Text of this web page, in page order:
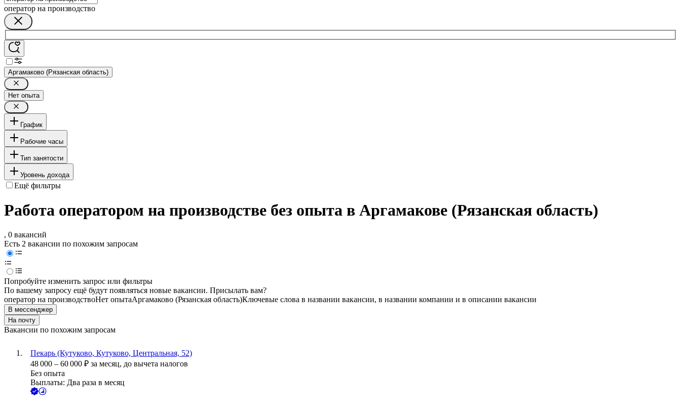
оператор на производство
Аргамаково (Рязанская область)
Нет опыта
График
Рабочие часы
Тип занятости
Уровень дохода
Ещё фильтры
Работа оператором на производстве без опыта в Аргамакове (Рязанская область)
, 0 вакансий
Есть 2 вакансии по похожим запросам
Попробуйте изменить запрос или фильтры
По вашему запросу ещё будут появляться новые вакансии. Присылать вам?
оператор на производствоНет опытаАргамаково (Рязанская область)Ключевые слова в названии вакансии, в названии компании и в описании вакансии
В мессенджер
На почту
Вакансии по похожим запросам
Пекарь (Кутуково, Кутуково, Центральная, 52)
48 000 – 60 000 ₽ за месяц, до вычета налогов
Без опыта
Выплаты: Два раза в месяц